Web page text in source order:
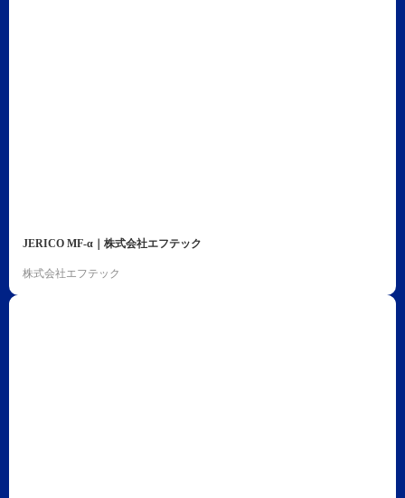
JERICO MF-α｜株式会社エフテック
株式会社エフテック